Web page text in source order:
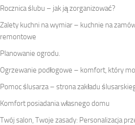
Rocznica ślubu – jak ją zorganizować?
Zalety kuchni na wymiar – kuchnie na
remontowe
Planowanie ogrodu.
Ogrzewanie podłogowe – komfort, który
Pomoc ślusarza – strona zakładu
Komfort posiadania własnego domu
Twój salon, Twoje zasady: Personalizacja